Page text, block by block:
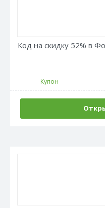
Код на скидку 52% в
Купон